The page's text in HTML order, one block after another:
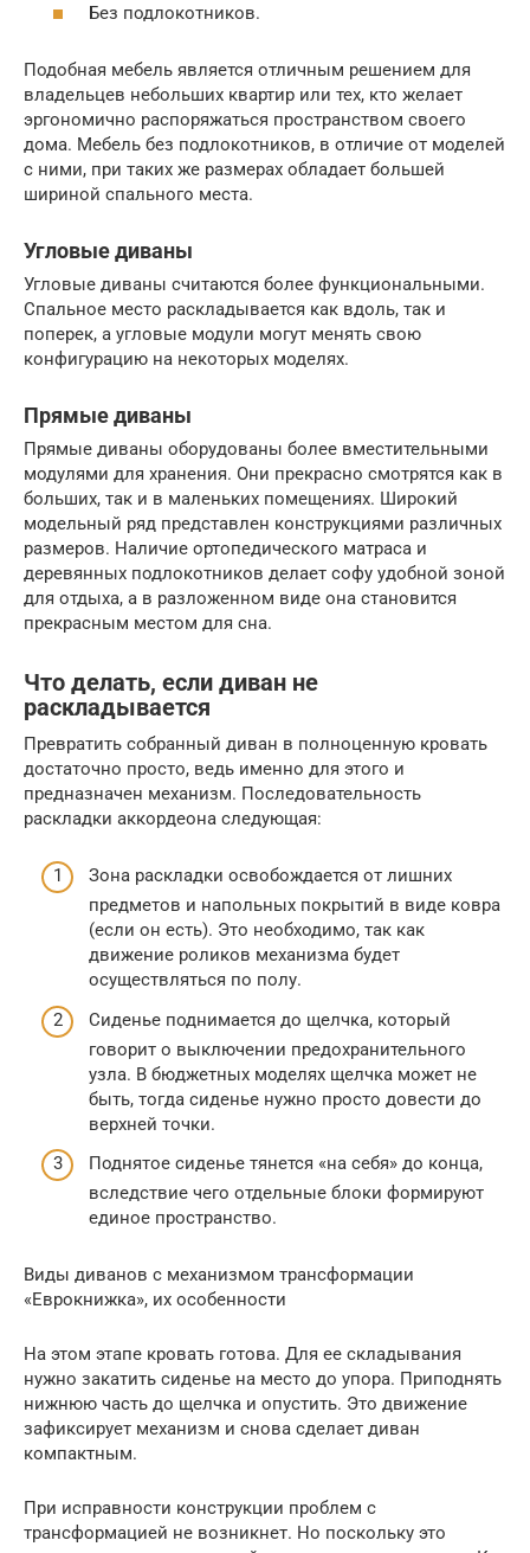
Без подлокотников.
Подобная мебель является отличным решением для
владельцев небольших квартир или тех, кто желает
эргономично распоряжаться пространством своего
дома. Мебель без подлокотников, в отличие от моделей
с ними, при таких же размерах обладает большей
шириной спального места.
Угловые диваны
Угловые диваны считаются более функциональными.
Спальное место раскладывается как вдоль, так и
поперек, а угловые модули могут менять свою
конфигурацию на некоторых моделях.
Прямые диваны
Прямые диваны оборудованы более вместительными
модулями для хранения. Они прекрасно смотрятся как в
больших, так и в маленьких помещениях. Широкий
модельный ряд представлен конструкциями различных
размеров. Наличие ортопедического матраса и
деревянных подлокотников делает софу удобной зоной
для отдыха, а в разложенном виде она становится
прекрасным местом для сна.
Что делать, если диван не
раскладывается
Превратить собранный диван в полноценную кровать
достаточно просто, ведь именно для этого и
предназначен механизм. Последовательность
раскладки аккордеона следующая:
Зона раскладки освобождается от лишних
предметов и напольных покрытий в виде ковра
(если он есть). Это необходимо, так как
движение роликов механизма будет
осуществляться по полу.
Сиденье поднимается до щелчка, который
говорит о выключении предохранительного
узла. В бюджетных моделях щелчка может не
быть, тогда сиденье нужно просто довести до
верхней точки.
Поднятое сиденье тянется «на себя» до конца,
вследствие чего отдельные блоки формируют
единое пространство.
Виды диванов с механизмом трансформации
«Еврокнижка», их особенности
На этом этапе кровать готова. Для ее складывания
нужно закатить сиденье на место до упора. Приподнять
нижнюю часть до щелчка и опустить. Это движение
зафиксирует механизм и снова сделает диван
компактным.
При исправности конструкции проблем с
трансформацией не возникнет. Но поскольку это